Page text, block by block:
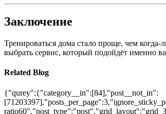
Заключение
Тренироваться дома стало проще, чем
выбрать сервис, который подойдёт именно
Related Blog
{"qurey":{"category__in":[84],"post__not_in":